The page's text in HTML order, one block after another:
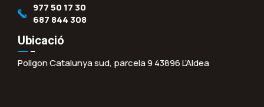
977 50 17 30
687 844 308
Ubicació
Poligon Catalunya sud, parcela 9 43896 L’Aldea